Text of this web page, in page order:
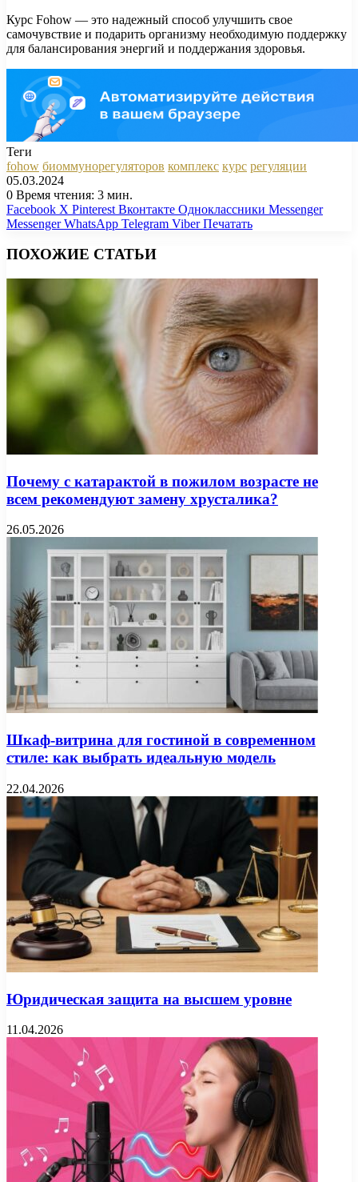
Курс Fohow — это надежный способ улучшить свое
самочувствие и подарить организму необходимую поддержку
для балансирования энергий и поддержания здоровья.
Теги
fohow биоммунорегуляторов комплекс курс регуляции
05.03.2024
0 Время чтения: 3 мин.
Facebook X Pinterest Вконтакте Одноклассники Messenger
Messenger WhatsApp Telegram Viber Печатать
ПОХОЖИЕ СТАТЬИ
Почему с катарактой в пожилом возрасте не
всем рекомендуют замену хрусталика?
26.05.2026
Шкаф-витрина для гостиной в современном
стиле: как выбрать идеальную модель
22.04.2026
Юридическая защита на высшем уровне
11.04.2026